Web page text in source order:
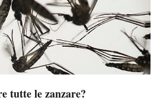
tutte le zanzare?